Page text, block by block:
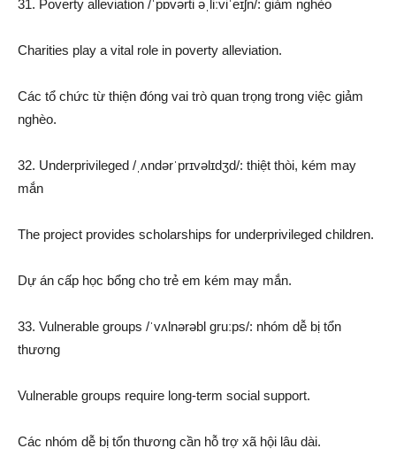
31. Poverty alleviation /ˈpɒvərti əˌliːviˈeɪʃn/: giảm nghèo
Charities play a vital role in poverty alleviation.
Các tổ chức từ thiện đóng vai trò quan trọng trong việc giảm
nghèo.
32. Underprivileged /ˌʌndərˈprɪvəlɪdʒd/: thiệt thòi, kém may
mắn
The project provides scholarships for underprivileged children.
Dự án cấp học bổng cho trẻ em kém may mắn.
33. Vulnerable groups /ˈvʌlnərəbl ɡruːps/: nhóm dễ bị tổn
thương
Vulnerable groups require long-term social support.
Các nhóm dễ bị tổn thương cần hỗ trợ xã hội lâu dài.